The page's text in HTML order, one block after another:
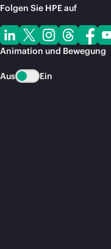
Folgen Sie HPE auf
Animation und Bewegung
Aus Ein